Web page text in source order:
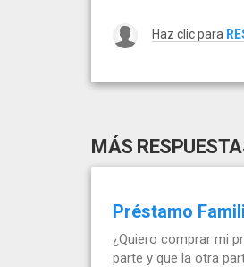
Haz clic para
MÁS
Préstamo
¿Quiero comprar mi
parte y que la otra